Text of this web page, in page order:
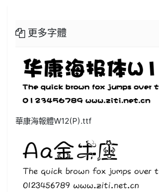
更多字體
華康海報體W12(P).ttf